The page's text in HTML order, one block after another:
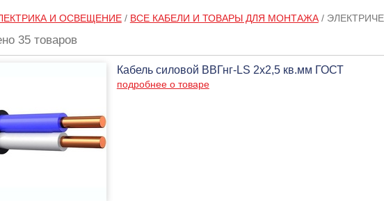
И ОСВЕЩЕНИЕ/ ВСЕ КАБЕЛИ И ТОВАРЫ ДЛЯ МОНТАЖА/
35 товаров
Кабель силовой ВВГнг-LS 2х2,5 кв.мм ГОСТ
подробнее о товаре